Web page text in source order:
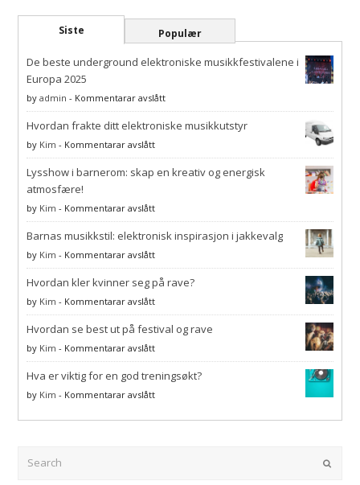
Siste Populær
De beste underground elektroniske musikkfestivalene i
Europa 2025
byadmin - Kommentarar avslåttpå
De
beste
musikkfestivalene
Hvordan frakte ditt elektroniske musikkutstyr
by Kim - Kommentarar avslåttpå
Hvordan
frakte
musikkutstyr
Lysshow i barnerom: skap en kreativ og energisk
atmosfære!
by Kim - Kommentarar avslåttpå
Lysshow
i
en
og
energisk
atmosfære!
Barnas musikkstil: elektronisk inspirasjon i jakkevalg
by Kim - Kommentarar avslåttpå
Barnas
musikkstil:
i
Hvordan kler kvinner seg på rave?
by Kim - Kommentarar avslåttpå
Hvordan
kler
på
Hvordan se best ut på festival og rave
by Kim - Kommentarar avslåttpå
Hvordan
se
på
Hva er viktig for en god treningsøkt?
by Kim - Kommentarar avslåttpå
er
Submit